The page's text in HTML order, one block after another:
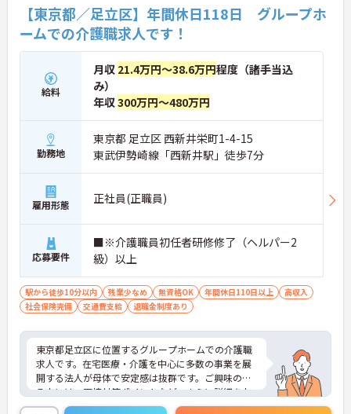
【東京都／足立区】年間休日118日 グループホ
ームでの介護職求人です！
給料
月収 21.4万円～38.6万円程度（諸手当込
み）
年収300万円～480万円
勤務地
東京都 足立区 西新井栄町1-4-15
東武伊勢崎線「西新井駅」徒歩7分
雇用形態 正社員(正職員)
応募要件
■※介護職員初任者研修修了（ヘルパー2
級）以上
駅から徒歩10分以内 残業少なめ 無資格OK 年間休日110日以上
高収入
社会保険完備
交通費支給 退職金制度あり
東京都足立区に位置するグループホームでの介護職
求人です。在宅医療・介護を中心に多数の事業を展
開する法人が母体で安定感は抜群です。ご興味のあ
る方には、面接対策ポイントなど、さらに詳細をお
話しいたしますのでお気軽にご相談ください。